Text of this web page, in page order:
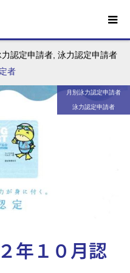
力認定申請者 泳力認定申請者
者
月別泳力認定申請者
泳力認定申請者
年１０月認